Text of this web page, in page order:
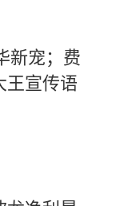
新宠；费
王宣传语